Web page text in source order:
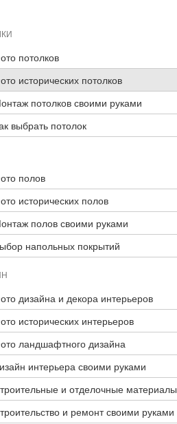
потолков
исторических потолков
потолков своими руками
выбрать потолок
полов
исторических полов
полов своими руками
напольных покрытий
дизайна и декора интерьеров
исторических интерьеров
ландшафтного дизайна
интерьера своими руками
и отделочные материалы
и ремонт своими руками